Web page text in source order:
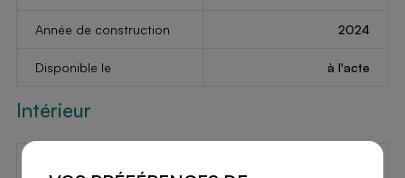
Année de construction 2024
Disponible le à l'acte
Intérieur